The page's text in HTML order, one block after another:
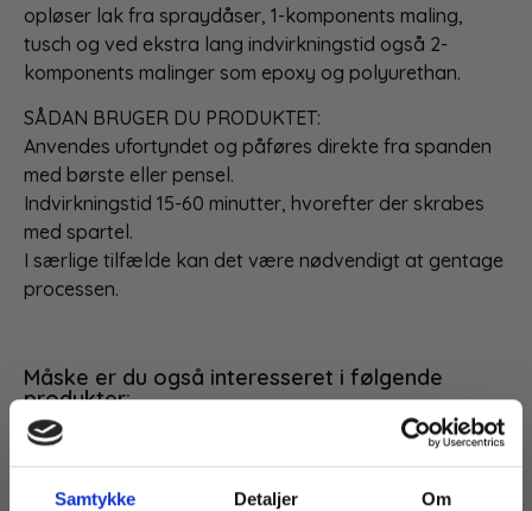
Samtykke Detaljer Om
opløser lak fra spraydåser, 1-komponents maling,
tusch og ved ekstra lang indvirkningstid også 2-
komponents malinger som epoxy og polyurethan.
SÅDAN BRUGER DU PRODUKTET:
Anvendes ufortyndet og påføres direkte fra spanden
med børste eller pensel.
Indvirkningstid 15-60 minutter, hvorefter der skrabes
med spartel.
I særlige tilfælde kan det være nødvendigt at gentage
processen.
Måske er du også interesseret i følgende
produkter:
Du kunne også være interesseret i…